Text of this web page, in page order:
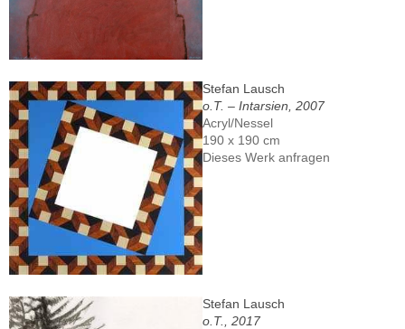
Stefan Lausch
o.T. – Intarsien, 2007
Acryl/Nessel
190 x 190 cm
Dieses Werk anfragen
Stefan Lausch
o.T., 2017